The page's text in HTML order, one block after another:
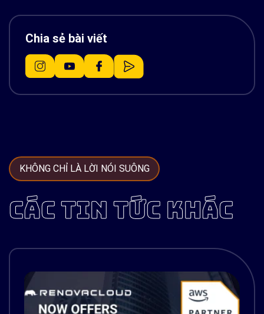
Chia sẻ bài viết
KHÔNG CHỈ LÀ LỜI NÓI SUÔNG
CÁC TIN TỨC KHÁC